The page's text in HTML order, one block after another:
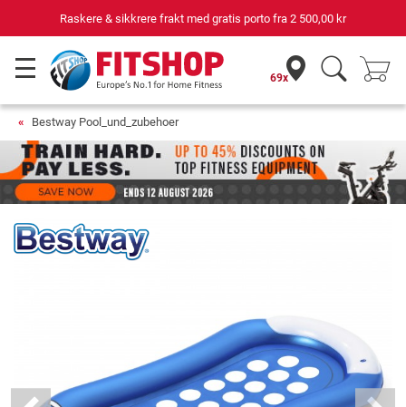
Raskere & sikkrere frakt med gratis porto fra 2 500,00 kr
69x
Bestway Pool_und_zubehoer